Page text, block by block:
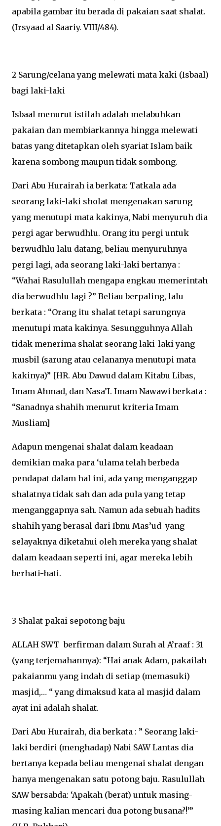
apabila gambar itu berada di pakaian saat shalat.
(Irsyaad al Saariy. VIII/484).
2 Sarung/celana yang melewati mata kaki (Isbaal)
bagi laki-laki
Isbaal menurut istilah adalah melabuhkan
pakaian dan membiarkannya hingga melewati
batas yang ditetapkan oleh syariat Islam baik
karena sombong maupun tidak sombong.
Dari Abu Hurairah ia berkata: Tatkala ada
seorang laki-laki sholat mengenakan sarung
yang menutupi mata kakinya, Nabi menyuruh dia
pergi agar berwudhlu. Orang itu pergi untuk
berwudhlu lalu datang, beliau menyuruhnya
pergi lagi, ada seorang laki-laki bertanya :
“Wahai Rasulullah mengapa engkau memerintah
dia berwudhlu lagi ?” Beliau berpaling, lalu
berkata : “Orang itu shalat tetapi sarungnya
menutupi mata kakinya. Sesungguhnya Allah
tidak menerima shalat seorang laki-laki yang
musbil (sarung atau celananya menutupi mata
kakinya)” [HR. Abu Dawud dalam Kitabu Libas,
Imam Ahmad, dan Nasa’I. Imam Nawawi berkata :
“Sanadnya shahih menurut kriteria Imam
Musliam]
Adapun mengenai shalat dalam keadaan
demikian maka para ‘ulama telah berbeda
pendapat dalam hal ini, ada yang menganggap
shalatnya tidak sah dan ada pula yang tetap
menganggapnya sah. Namun ada sebuah hadits
shahih yang berasal dari Ibnu Mas’ud yang
selayaknya diketahui oleh mereka yang shalat
dalam keadaan seperti ini, agar mereka lebih
berhati-hati.
3 Shalat pakai sepotong baju
ALLAH SWT berfirman dalam Surah al A’raaf : 31
(yang terjemahannya): “Hai anak Adam, pakailah
pakaianmu yang indah di setiap (memasuki)
masjid,… “ yang dimaksud kata al masjid dalam
ayat ini adalah shalat.
Dari Abu Hurairah, dia berkata : ” Seorang laki-
laki berdiri (menghadap) Nabi SAW Lantas dia
bertanya kepada beliau mengenai shalat dengan
hanya mengenakan satu potong baju. Rasulullah
SAW bersabda: ‘Apakah (berat) untuk masing-
masing kalian mencari dua potong busana?!’”